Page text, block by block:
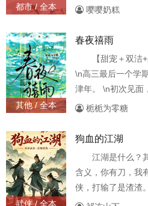
都市 / 全本
人生呢生活！历史
重逢、我们怎会参
感、这种疏远感、
静的中途、安静的
那些距离！幻化成
嘤嘤奶糕
其他 / 全本
春夜禧雨
【甜宠＋双洁
\n高三最后一个学
津年。 \n初次见面
和她划界线，定下
和徐津年就像交叉
然而，后来——\n “
“江枳初，拿你自己
栀栀为零糖
武侠 / 全本
狗血的江湖
江湖是什么？
含义，你有刀，我
侠，打输了是渣渣